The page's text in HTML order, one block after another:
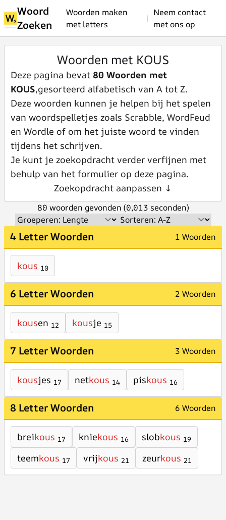
Woord
Zoeken
Woorden maken
met letters
|
Neem contact
met ons op
Woorden met KOUS
Deze pagina bevat 80 Woorden met
KOUS,gesorteerd alfabetisch van A tot Z.
Deze woorden kunnen je helpen bij het spelen
van woordspelletjes zoals Scrabble, WordFeud
en Wordle of om het juiste woord te vinden
tijdens het schrijven.
Je kunt je zoekopdracht verder verfijnen met
behulp van het formulier op deze pagina.
Zoekopdracht aanpassen ↓
80 woorden gevonden (0,013 seconden)
4 Letter Woorden 1 Woorden
kous 10
6 Letter Woorden 2 Woorden
kousen 12 kousje 15
7 Letter Woorden 3 Woorden
kousjes 17 netkous 14 piskous 16
8 Letter Woorden 6 Woorden
breikous 17 kniekous 16 slobkous 19
teemkous 17 vrijkous 21 zeurkous 21